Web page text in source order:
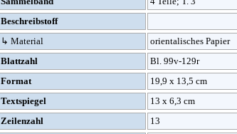
Beschreibstoff
↳ Material
orientalisches Papier
Blattzahl
Bl. 99v-129r
Format
19,9 x 13,5 cm
Textspiegel
13 x 6,3 cm
Zeilenzahl
13